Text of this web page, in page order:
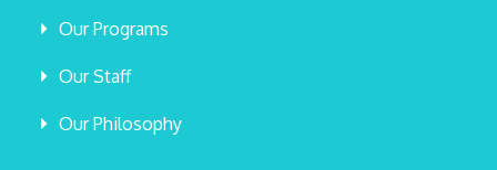
Our Programs
Our Staff
Our Philosophy